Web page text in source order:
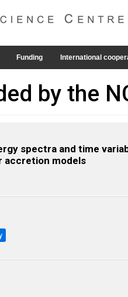
Funding International
by the
spectra and time
accretion models